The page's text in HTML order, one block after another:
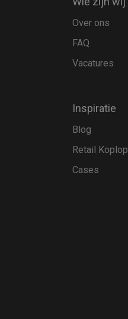
Over ons
FAQ
Vacatures
Inspiratie
Blog
Retail
Cases